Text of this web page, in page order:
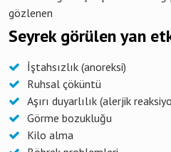
gözlenen
Seyrek görülen yan
İştahsızlık (anoreksi)
Ruhsal çöküntü
Aşırı duyarlılık (alerjik
Görme bozukluğu
Kilo alma